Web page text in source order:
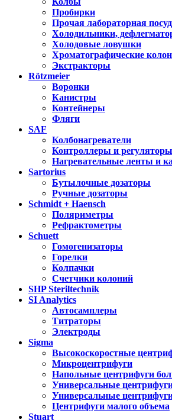
Пробирки
Прочая лабораторная
Холодильники,
Холодовые ловушки
Хроматографические
Экстракторы
Rötzmeier
Воронки
Канистры
Контейнеры
Фляги
SAF
Колбонагреватели
Контроллеры и регуляторы
Нагревательные ленты и
Sartorius
Бутылочные дозаторы
Ручные дозаторы
Schmidt + Haensch
Поляриметры
Рефрактометры
Schuett
Гомогенизаторы
Горелки
Колпачки
Счетчики колоний
SHP Steriltechnik
SI Analytics
Автосамплеры
Титраторы
Электроды
Sigma
Высокоскоростные
Микроцентрифуги
Напольные центрифуги
Универсальные
Универсальные
Центрифуги малого объема
Stuart